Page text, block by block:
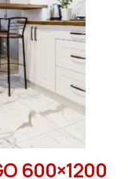
(45,36 м2)
600×1200